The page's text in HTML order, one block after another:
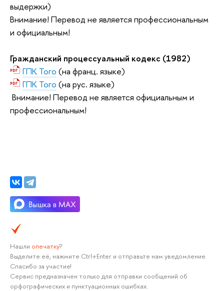
выдержки)
Внимание! Перевод не является профессиональным
и официальным!
Гражданский процессуальный кодекс (1982)
ГПК Того (на франц. языке)
ГПК Того (на рус. языке)
Внимание! Перевод не является официальным и
профессиональным!
Нашли опечатку?
Выделите её, нажмите Ctrl+Enter и отправьте нам уведомление.
Спасибо за участие!
Сервис предназначен только для отправки сообщений об
орфографических и пунктуационных ошибках.